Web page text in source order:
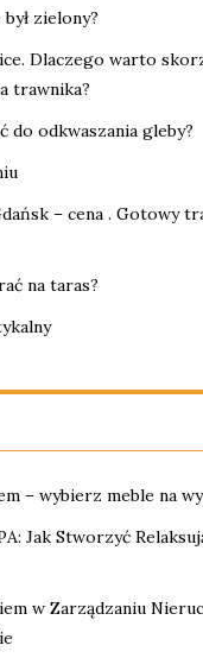
zielony?
Dlaczego warto
trawnika?
do odkwaszania gleby?
– cena . Gotowy
na taras?
– wybierz meble na
Jak Stworzyć
w Zarządzaniu